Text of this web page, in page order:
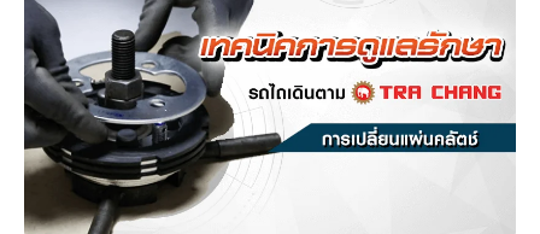
Combine Harvester
Rice Transplanter
Transplant Accessory
Diesel Engine
Power Tiller
Other products
Dealers
Machinery
Machinery
Seeding Center
Seeding Center
Corporate
About Us
Company History
Vision & Mission
Career
Career